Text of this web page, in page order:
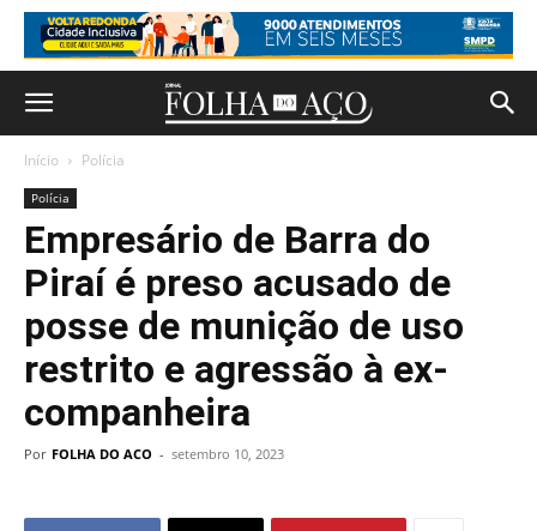
Início Polícia
Polícia
Empresário de Barra do
Piraí é preso acusado de
posse de munição de uso
restrito e agressão à ex-
companheira
Por FOLHA DO ACO - setembro 10, 2023